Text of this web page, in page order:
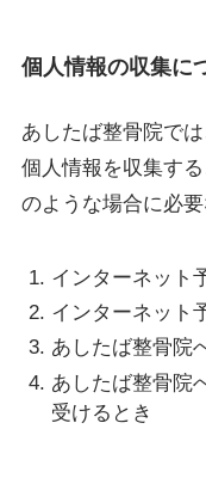
個人情報の収集に
あしたば整骨院で
個人情報を収集す
のような場合に必要
インターネット
インターネット
あしたば整骨院
あしたば整骨院
受けるとき